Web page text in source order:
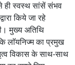
ही स्वस्थ सांसें संभव
किये जा रहे
मुख्य अतिथि
लाॅयनिज्म का प्रमुख
विकास के साथ-साथ